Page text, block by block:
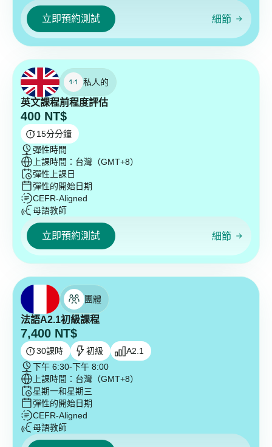
立即預約測試 細節
私人的
英文課程前程度評估
400 NT$
15分分鐘
彈性時間
上課時間：台灣（GMT+8）
彈性上課日
彈性的開始日期
CEFR-Aligned
母語教師
立即預約測試 細節
團體
法語A2.1初級課程
7,400 NT$
30課時 初級
A2.1
下午 6:30-下午 8:00
上課時間：台灣（GMT+8）
星期一和星期三
彈性的開始日期
CEFR-Aligned
母語教師